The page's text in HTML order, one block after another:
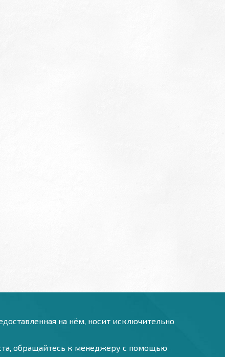
на нём, носит исключительно
обращайтесь к менеджеру с помощью